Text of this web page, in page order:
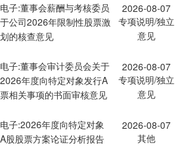
子:董事会薪酬与考核委员
公司2026年限制性股票激
的核查意见
2026-08-07
专项说明/独立
意见
子:董事会审计委员会关于
年度向特定对象发行A
相关事项的书面审核意见
2026-08-07
专项说明/独立
意见
子:2026年度向特定对象
股股票方案论证分析报告
2026-08-07
其他